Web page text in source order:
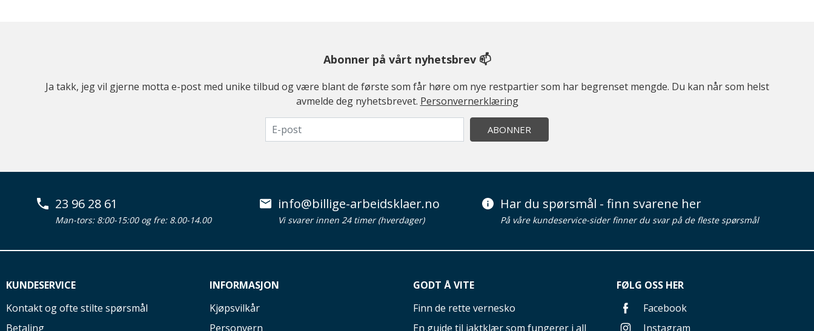
Abonner på vårt nyhetsbrev 📫
Ja takk, jeg vil gjerne motta e-post med unike tilbud og være blant de første som får høre om nye restpartier som har begrenset mengde. Du kan når som helst
avmelde deg nyhetsbrevet. Personvernerklæring
ABONNER
23 96 28 61
Man-tors: 8:00-15:00 og fre: 8.00-14.00
info@billige-arbeidsklaer.no
Vi svarer innen 24 timer (hverdager)
Har du spørsmål - finn svarene her
På våre kundeservice-sider finner du svar på de fleste spørsmål
KUNDESERVICE
Kontakt og ofte stilte spørsmål
Betaling
INFORMASJON
Kjøpsvilkår
Personvern
GODT Å VITE
Finn de rette vernesko
En guide til jaktklær som fungerer i all
FØLG OSS HER
Facebook
Instagram